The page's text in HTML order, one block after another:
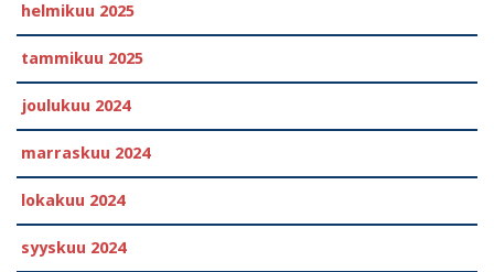
helmikuu 2025
tammikuu 2025
joulukuu 2024
marraskuu 2024
lokakuu 2024
syyskuu 2024